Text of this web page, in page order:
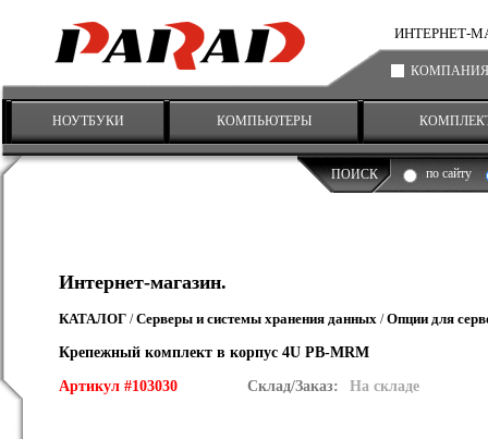
ИНТЕРНЕТ-
КОМПАНИЯ
НОУТБУКИ КОМПЬЮТЕРЫ
ПОИСК по сайту
Интернет-магазин.
КАТАЛОГ /Серверы и системы хранения данных /Опции для
Крепежный комплект в корпус 4U PB-MRM
Артикул #103030
Склад/Заказ: На складе